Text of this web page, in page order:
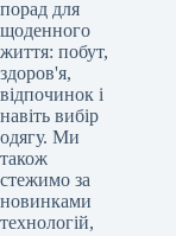
порад для
щоденного
життя: побут,
здоров'я,
відпочинок і
навіть вибір
одягу. Ми
також
стежимо за
новинками
технологій,